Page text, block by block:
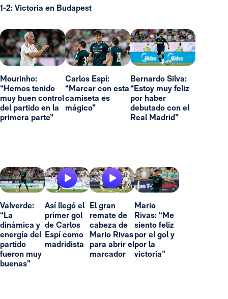
1-2: Victoria en Budapest
Mourinho:
“Hemos tenido
muy buen control
del partido en la
primera parte”
Carlos Espí:
“Marcar con esta
camiseta es
mágico”
Bernardo Silva:
“Estoy muy feliz
por haber
debutado con el
Real Madrid”
Valverde:
“La
dinámica y
energía del
partido
fueron muy
buenas”
Así llegó el
primer gol
de Carlos
Espí como
madridista
El gran
remate de
cabeza de
Mario Rivas
para abrir el
marcador
Mario
Rivas: “Me
siento feliz
por el gol y
por la
victoria”